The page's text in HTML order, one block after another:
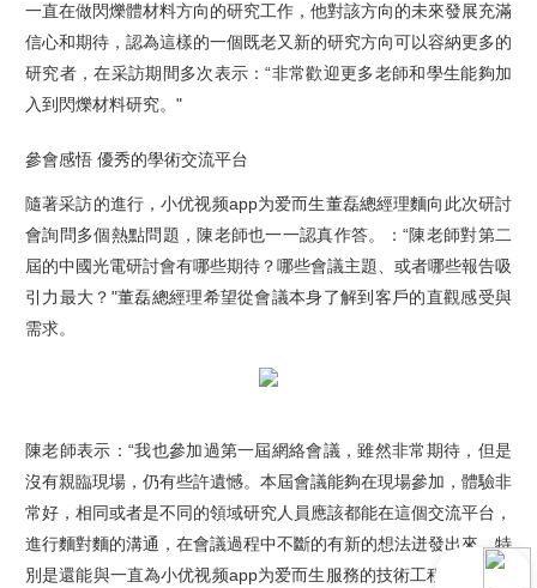
一直在做閃爍體材料方向的研究工作，他對該方向的未來發展充滿
信心和期待，認為這樣的一個既老又新的研究方向可以容納更多的
研究者，在采訪期間多次表示：“非常歡迎更多老師和學生能夠加
入到閃爍材料研究。"
參會感悟 優秀的學術交流平台
隨著采訪的進行，小优视频app为爱而生董磊總經理麵向此次研討
會詢問多個熱點問題，陳老師也一一認真作答。：“陳老師對第二
屆的中國光電研討會有哪些期待？哪些會議主題、或者哪些報告吸
引力最大？"董磊總經理希望從會議本身了解到客戶的直觀感受與
需求。
陳老師表示：“我也參加過第一屆網絡會議，雖然非常期待，但是
沒有親臨現場，仍有些許遺憾。本屆會議能夠在現場參加，體驗非
常好，相同或者是不同的領域研究人員應該都能在這個交流平台，
進行麵對麵的溝通，在會議過程中不斷的有新的想法迸發出來，特
別是還能與一直為小优视频app为爱而生服務的技術工程師深入探